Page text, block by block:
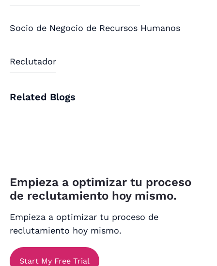
Socio de Negocio de Recursos Humanos
Reclutador
Related Blogs
Empieza a optimizar tu proceso
de reclutamiento hoy mismo.
Empieza a optimizar tu proceso de
reclutamiento hoy mismo.
Start My Free Trial